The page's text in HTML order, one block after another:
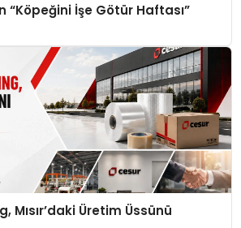
“Köpeğini İşe Götür Haftası”
Mısır’daki Üretim Üssünü